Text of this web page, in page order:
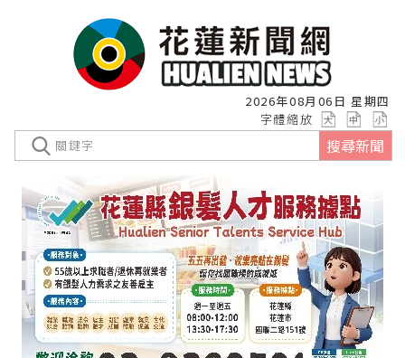
2026年08月06日 星期四
字體縮放
搜尋新聞